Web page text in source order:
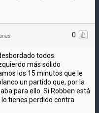
0
todos.
más sólido
los 15 minutos que le
un partido que, por la
para ello. Si Robben está
tienes perdido contra